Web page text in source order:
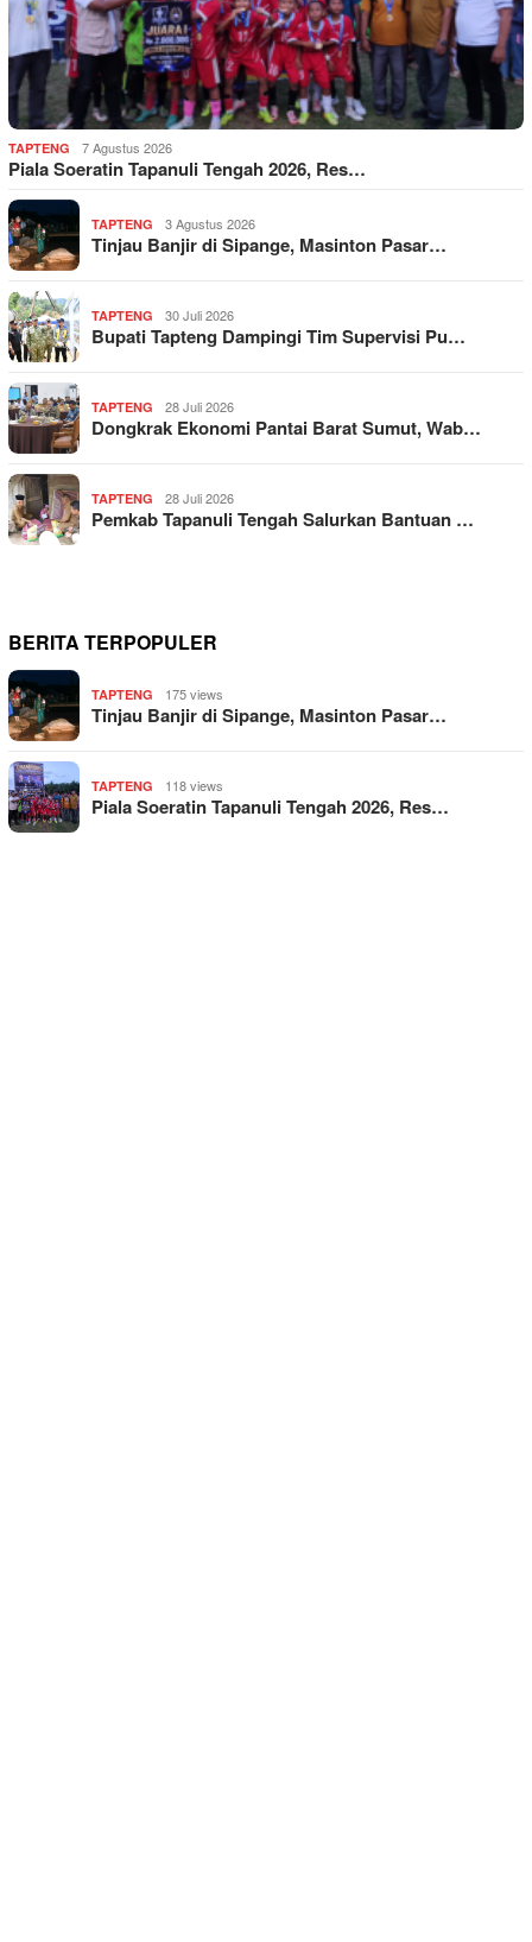
TAPTENG 7 Agustus 2026
Piala Soeratin Tapanuli Tengah 2026, Res…
TAPTENG 3 Agustus 2026
Tinjau Banjir di Sipange, Masinton Pasar…
TAPTENG 30 Juli 2026
Bupati Tapteng Dampingi Tim Supervisi Pu…
TAPTENG 28 Juli 2026
Dongkrak Ekonomi Pantai Barat Sumut, Wab…
TAPTENG 28 Juli 2026
Pemkab Tapanuli Tengah Salurkan Bantuan …
BERITA TERPOPULER
TAPTENG 175 views
Tinjau Banjir di Sipange, Masinton Pasar…
TAPTENG 118 views
Piala Soeratin Tapanuli Tengah 2026, Res…